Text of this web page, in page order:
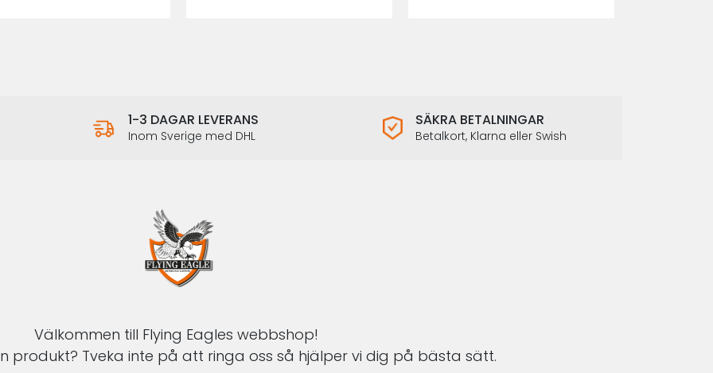
1-3 DAGAR LEVERANS
Inom Sverige med DHL
SÄKRA BETALNINGAR
Betalkort, Klarna eller Swish
Välkommen till Flying Eagles webbshop!
produkt? Tveka inte på att ringa oss så hjälper vi dig på bästa sätt.